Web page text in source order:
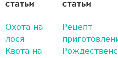
Охота на
лося
Квота на
Рецепт